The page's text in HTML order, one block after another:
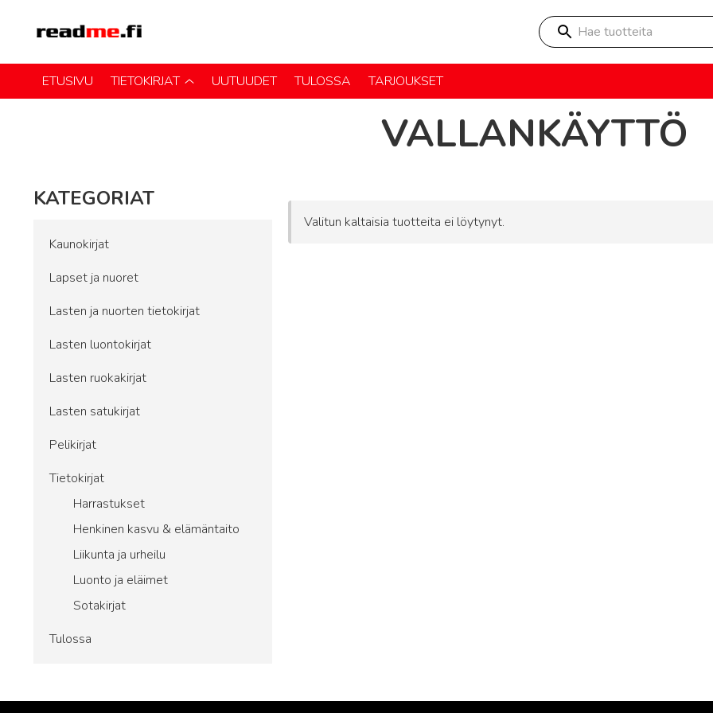
Hae tuotteita
ETUSIVU TIETOKIRJAT UUTUUDET TULOSSA TARJOUKSET
VALLANKÄYTTÖ
KATEGORIAT
Kaunokirjat
Lapset ja nuoret
Lasten ja nuorten tietokirjat
Lasten luontokirjat
Lasten ruokakirjat
Lasten satukirjat
Pelikirjat
Tietokirjat
Harrastukset
Henkinen kasvu & elämäntaito
Liikunta ja urheilu
Luonto ja eläimet
Sotakirjat
Tulossa
Valitun kaltaisia tuotteita ei löytynyt.